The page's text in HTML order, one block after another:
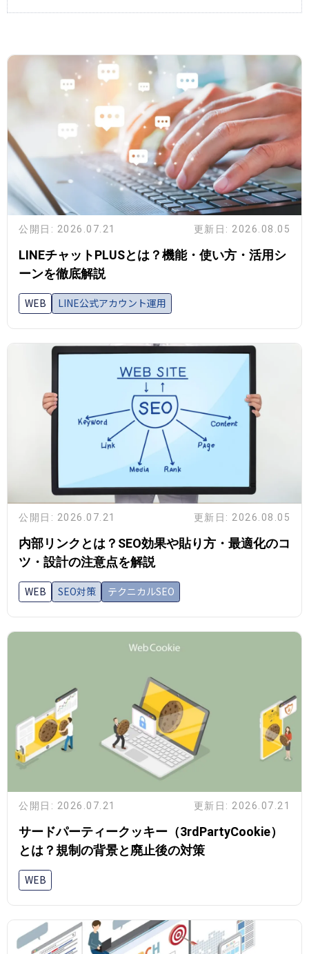
タレントキャスティング・タレントシェア
福利厚生
障がい者雇用
D.LEAGUE
公開日: 2026.07.21 更新日: 2026.08.05
LINEチャットPLUSとは？機能・使い方・活用シ
ーンを徹底解説
WEB LINE公式アカウント運用
公開日: 2026.07.21 更新日: 2026.08.05
内部リンクとは？SEO効果や貼り方・最適化のコ
ツ・設計の注意点を解説
WEB SEO対策 テクニカルSEO
公開日: 2026.07.21 更新日: 2026.07.21
サードパーティークッキー（3rdPartyCookie）
とは？規制の背景と廃止後の対策
WEB